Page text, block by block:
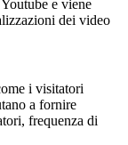
e viene
dei video
i visitatori
a fornire
frequenza di